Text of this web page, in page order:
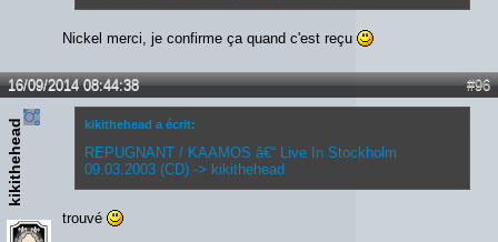
Nickel merci, je confirme ça quand c'est reçu
#96
16/09/2014 08:44:38
kikithehead kikithehead a écrit:
REPUGNANT / KAAMOS â€“ Live In Stockholm
09.03.2003 (CD) -> kikithehead
trouvé